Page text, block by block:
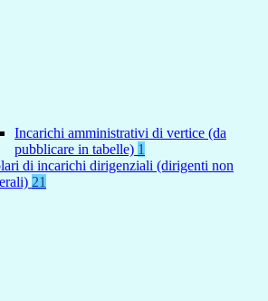
Incarichi amministrativi di vertice (da
pubblicare in tabelle) 1
di incarichi dirigenziali (dirigenti non
21